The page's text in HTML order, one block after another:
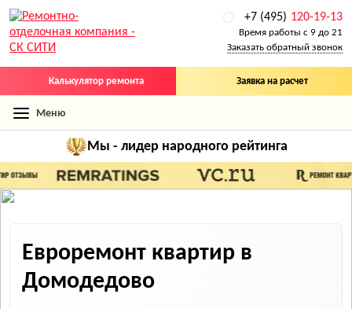
Калькулятор ремонта Заявка на расчет
+7 (495) 120-19-13
Время работы с 9 до 21
Заказать обратный звонок
Меню
Мы - лидер народного рейтинга
Евроремонт квартир в
Домодедово